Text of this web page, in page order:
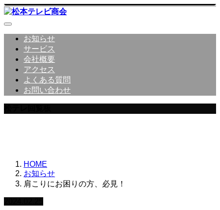
お知らせ
サービス
会社概要
アクセス
よくある質問
お問い合わせ
HOME
お知らせ
肩こりにお困りの方、必見！